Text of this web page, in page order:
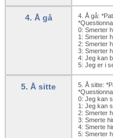
4. Å gå
4. Å gå:
0: Smerter
1: Smerter
2: Smerter
3: Smerter
4: Jeg kan
5: Jeg er i
5. Å sitte
5. Å sitte:
0: Jeg kan
1: Jeg kan
2: Smerter
3: Smerte
4: Smerte
5: Smerter